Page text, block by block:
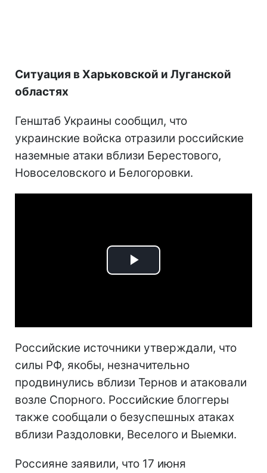
Ситуация в Харьковской и Луганской
областях
Генштаб Украины сообщил, что
украинские войска отразили российские
наземные атаки вблизи Берестового,
Новоселовского и Белогоровки.
Play
Российские источники утверждали, что
силы РФ, якобы, незначительно
продвинулись вблизи Тернов и атаковали
возле Спорного. Российские блоггеры
также сообщали о безуспешных атаках
вблизи Раздоловки, Веселого и Выемки.
Россияне заявили, что 17 июня